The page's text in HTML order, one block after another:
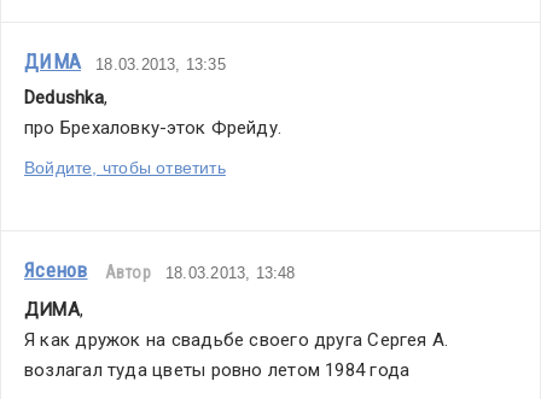
ДИМА 18.03.2013, 13:35
Dedushka,
про Брехаловку-эток Фрейду.
Войдите, чтобы ответить
Ясенов Автор 18.03.2013, 13:48
ДИМА,
Я как дружок на свадьбе своего друга Сергея А.
возлагал туда цветы ровно летом 1984 года